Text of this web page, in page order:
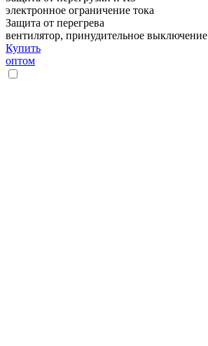
электронное ограничение тока
Защита от перегрева
вентилятор, принудительное выключение
Купить
оптом